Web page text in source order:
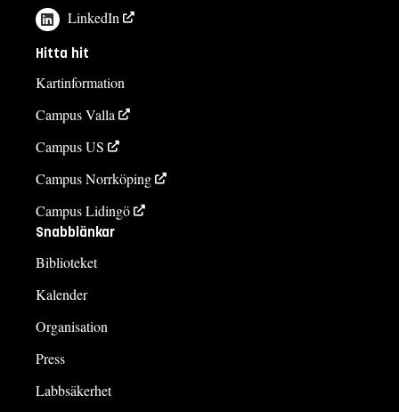
LinkedIn
Hitta hit
Kartinformation
Campus Valla
Campus US
Campus Norrköping
Campus Lidingö
Snabblänkar
Biblioteket
Kalender
Organisation
Press
Labbsäkerhet